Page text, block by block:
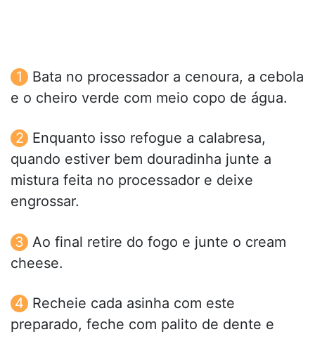
Bata no processador a cenoura, a cebola
e o cheiro verde com meio copo de água.
Enquanto isso refogue a calabresa,
quando estiver bem douradinha junte a
mistura feita no processador e deixe
engrossar.
Ao final retire do fogo e junte o cream
cheese.
Recheie cada asinha com este
preparado, feche com palito de dente e